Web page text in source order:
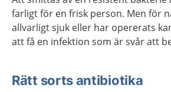
farligt för en frisk person. Men för
allvarligt sjuk eller har opererats
att få en infektion som är svår att
Rätt sorts antibiotika